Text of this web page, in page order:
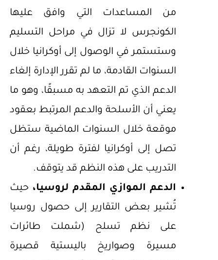
من المساعدات التي وافق عليها
الكونجرس لا تزال في مراحل التسليم
وستستمر في الوصول إلى أوكرانيا خلال
السنوات القادمة، ما لم تقرر الإدارة إلغاء
الدعم الذي تم التعهد به مسبقًا، وهو ما
يعني أن الأسلحة والدعم المرتبط بعقود
موقعة خلال السنوات الماضية ستظل
تصل إلى أوكرانيا لفترة طويلة، رغم أن
التدريب على هذه النظم قد يتوقف.
الدعم الموازي المقدم لروسيا، حيث
تُشير بعض التقارير إلى حصول روسيا
على نظم تسلح (شملت طائرات
مسيرة وصواريخ باليستية قصيرة